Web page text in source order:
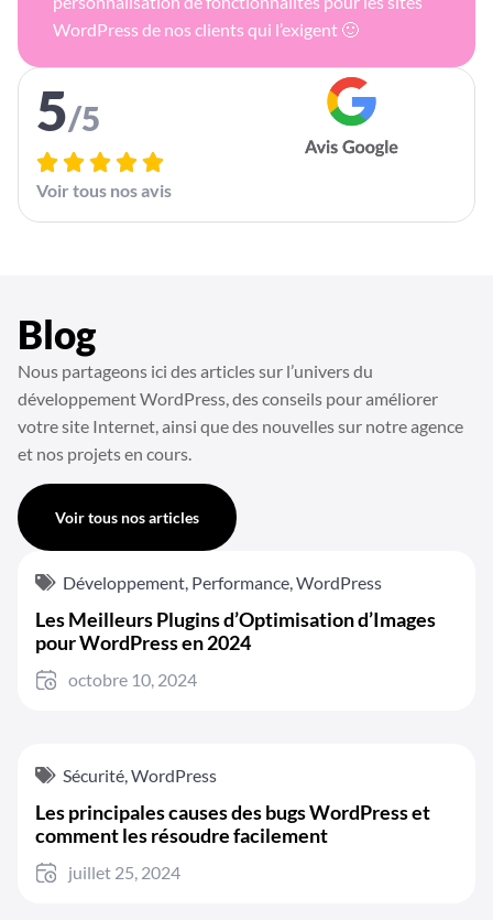
WordPress de nos clients qui l’exigent 🙂
5/5
Voir tous nos avis
Blog
Nous partageons ici des articles sur l’univers du
développement WordPress, des conseils pour améliorer
votre site Internet, ainsi que des nouvelles sur notre agence
et nos projets en cours.
Voir tous nos articles
Développement, Performance,WordPress
Les Meilleurs Plugins d’Optimisation d’Images
pour WordPress en 2024
octobre 10, 2024
Sécurité,WordPress
Les principales causes des bugs WordPress et
comment les résoudre facilement
juillet 25, 2024